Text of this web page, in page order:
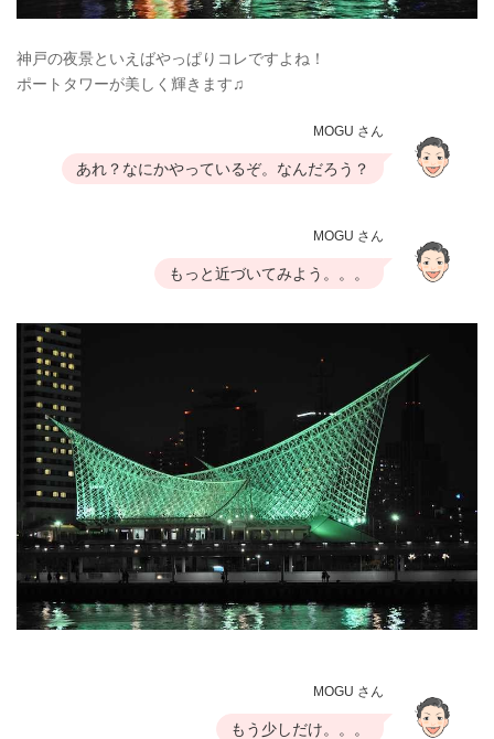
神戸の夜景といえばやっぱりコレですよね！
ポートタワーが美しく輝きます♫
MOGU さん
あれ？なにかやっているぞ。なんだろう？
MOGU さん
もっと近づいてみよう。。。
MOGU さん
もう少しだけ。。。